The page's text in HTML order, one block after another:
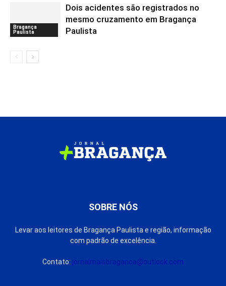
Bragança
Paulista
Dois acidentes são registrados no
mesmo cruzamento em Bragança
Paulista
SOBRE NÓS
Levar aos leitores de Bragança Paulista e região, informação
com padrão de excelência.
Contato: jornalmaisbraganca@outlook.com